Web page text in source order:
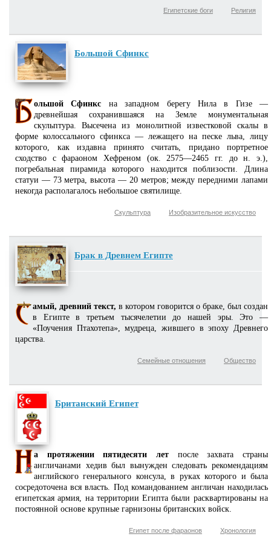
Религия
Египетские боги
Большой Сфинкс
ольшой Сфинкс на западном берегу Нила в Гизе —
древнейшая сохранившаяся на Земле монументальная
скульптура. Высечена из монолитной известковой скалы в
форме колоссального сфинкса — лежащего на песке льва, лицу
которого, как издавна принято считать, придано портретное
сходство с фараоном Хефреном (ок. 2575—2465 гг. до н. э.),
погребальная пирамида которого находится поблизости. Длина
статуи — 73 метра, высота — 20 метров; между передними лапами
некогда располагалось небольшое святилище.
Изобразительное искусство
Скульптура
Брак в Древнем Египте
амый, древний текст, в котором говорится о браке, был создан
в Египте в третьем тысячелетии до нашей эры. Это —
«Поучения Птахотепа», мудреца, жившего в эпоху Древнего
царства.
Общество
Семейные отношения
Британский Египет
а протяжении пятидесяти лет после захвата страны
англичанами хедив был вынужден следовать рекомендациям
английского генерального консула, в руках которого и была
сосредоточена вся власть. Под командованием англичан находилась
египетская армия, на территории Египта были расквартированы на
постоянной основе крупные гарнизоны британских войск.
Хронология
Египет после фараонов